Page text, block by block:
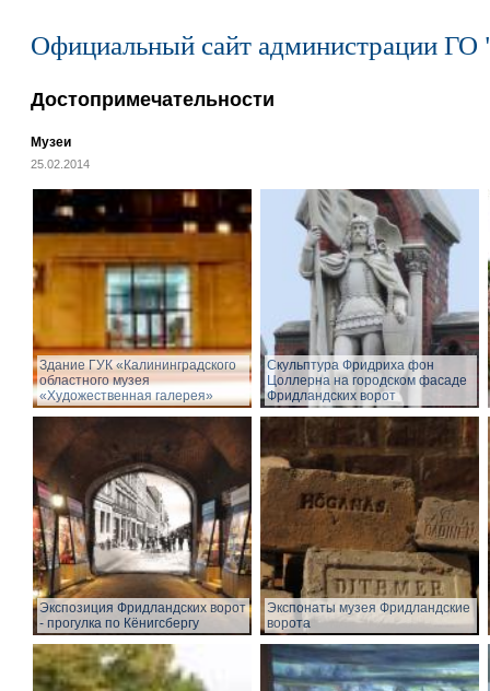
Официальный сайт администрации ГО
Достопримечательности
Музеи
25.02.2014
Здание ГУК «Калининградского
областного музея
«Художественная галерея»
Cкульптура Фридриха фон
Цоллерна на городском фасаде
Фридландских ворот
Экспозиция Фридландских ворот
- прогулка по Кёнигсбергу
Экспонаты музея Фридландские
ворота